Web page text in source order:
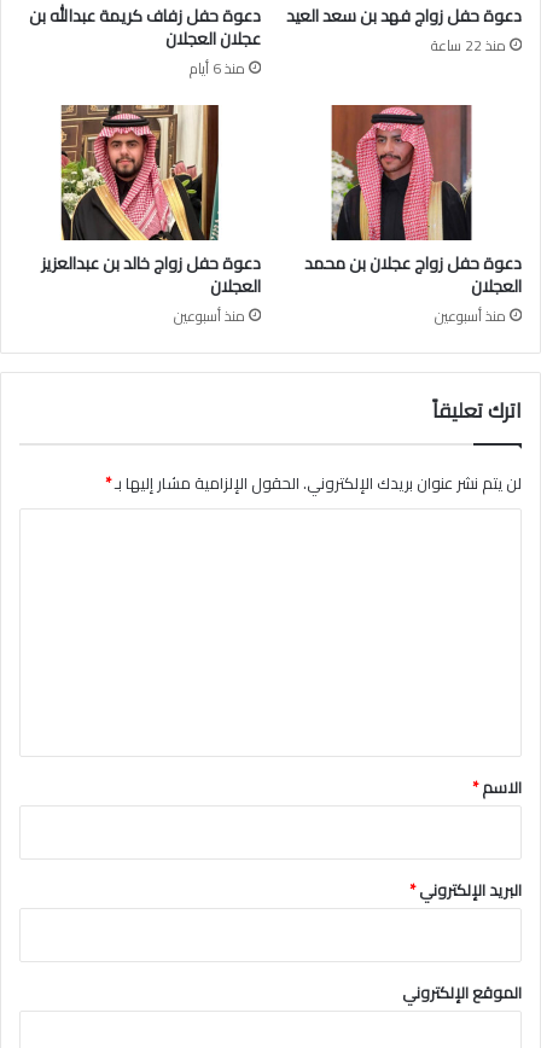
ل
ع
دعوة حفل زواج فهد بن سعد العيد
منذ 22 ساعة
دعوة حفل زفاف كريمة عبدالله بن
عجلان العجلان
منذ 6 أيام
دعوة حفل زواج عجلان بن محمد
العجلان
منذ أسبوعين
دعوة حفل زواج خالد بن عبدالعزيز
العجلان
منذ أسبوعين
اترك تعليقاً
لن يتم نشر عنوان بريدك الإلكتروني.الحقول الإلزامية مشار إليها بـ*
*
الاسم*
البريد الإلكتروني*
الموقع الإلكتروني